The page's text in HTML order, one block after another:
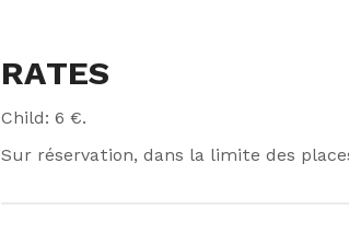
RATES
Child: 6 €.
Sur réservation, dans la limite des